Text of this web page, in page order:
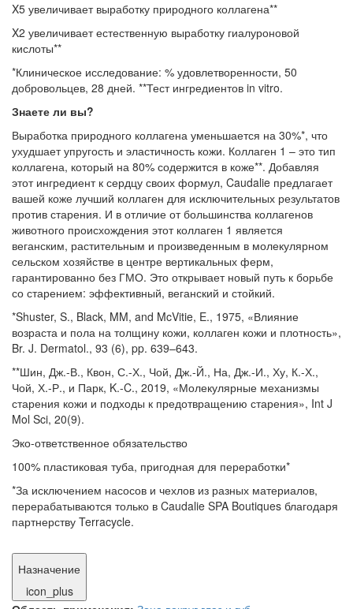
X5 увеличивает выработку природного коллагена**
X2 увеличивает естественную выработку гиалуроновой
кислоты**
*Клиническое исследование: % удовлетворенности, 50
добровольцев, 28 дней. **Тест ингредиентов in vitro.
Знаете ли вы?
Выработка природного коллагена уменьшается на 30%*, что
ухудшает упругость и эластичность кожи. Коллаген 1 – это тип
коллагена, который на 80% содержится в коже**. Добавляя
этот ингредиент к сердцу своих формул, Caudalie предлагает
вашей коже лучший коллаген для исключительных результатов
против старения. И в отличие от большинства коллагенов
животного происхождения этот коллаген 1 является
веганским, растительным и произведенным в молекулярном
сельском хозяйстве в центре вертикальных ферм,
гарантированно без ГМО. Это открывает новый путь к борьбе
со старением: эффективный, веганский и стойкий.
*Shuster, S., Black, MM, and McVitie, E., 1975, «Влияние
возраста и пола на толщину кожи, коллаген кожи и плотность»,
Br. J. Dermatol., 93 (6), pp. 639–643.
**Шин, Дж.-В., Квон, С.-Х., Чой, Дж.-Й., На, Дж.-И., Ху, К.-Х.,
Чой, Х.-Р., и Парк, K.-C., 2019, «Молекулярные механизмы
старения кожи и подходы к предотвращению старения», Int J
Mol Sci, 20(9).
Эко-ответственное обязательство
100% пластиковая туба, пригодная для переработки*
*За исключением насосов и чехлов из разных материалов,
перерабатываются только в Caudalie SPA Boutiques благодаря
партнерству Terracycle.
Назначение
icon_plus